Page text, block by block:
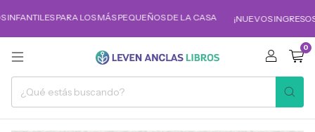
PARA LOS MÁS PEQUEÑOS DE LA CASA ¡NUEVOS INGRESOS!
0